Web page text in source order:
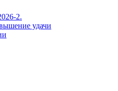
2.
удачи